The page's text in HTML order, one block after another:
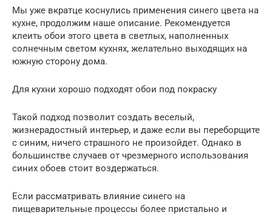
Мы уже вкратце коснулись применения синего цвета на
кухне, продолжим наше описание. Рекомендуется
клеить обои этого цвета в светлых, наполненных
солнечным светом кухнях, желательно выходящих на
южную сторону дома.
Для кухни хорошо подходят обои под покраску
Такой подход позволит создать веселый,
жизнерадостный интерьер, и даже если вы переборщите
с синим, ничего страшного не произойдет. Однако в
большинстве случаев от чрезмерного использования
синих обоев стоит воздержаться.
Если рассматривать влияние синего на
пищеварительные процессы более пристально и